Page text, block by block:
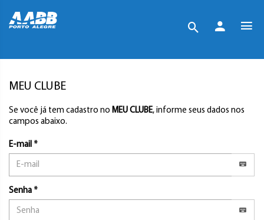
MEU CLUBE
Se você já tem cadastro no MEU CLUBE, informe seus dados nos
campos abaixo.
E-mail *
Senha *